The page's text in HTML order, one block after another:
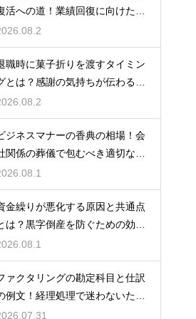
活への道！業績回復に向けた事
計画
職時に菓子折りを渡すタイミン
とは？感謝の気持ちが伝わる正
いマナー
ジネスマナーの香典の相場！会
関係の葬儀で包むべき適切な金
の目安
金繰りが悪化する原因と共通点
は？黒字倒産を防ぐための効果
な対策
ァクタリングの勘定科目と仕訳
例文！経理処理で迷わないため
知識